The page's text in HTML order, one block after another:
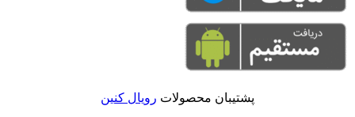
پشتیبان محصولات رویال کنین